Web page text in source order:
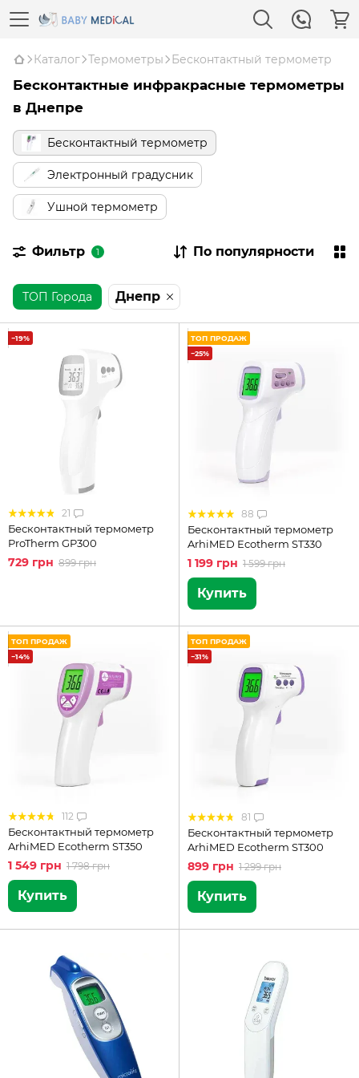
Каталог Термометры Бесконтактный термометр
Бесконтактные инфракрасные термометры
в Днепре
Бесконтактный термометр
Электронный градусник
Ушной термометр
Фильтр 1 По популярности
ТОП Города Днепр
−19%
21
Бесконтактный термометр
ProTherm GP300
729 грн 899 грн
ТОП ПРОДАЖ
−25%
88
Бесконтактный термометр
ArhiMED Ecotherm ST330
1 199 грн 1 599 грн
Купить
ТОП ПРОДАЖ
−14%
112
Бесконтактный термометр
ArhiMED Ecotherm ST350
1 549 грн 1 798 грн
Купить
ТОП ПРОДАЖ
−31%
81
Бесконтактный термометр
ArhiMED Ecotherm ST300
899 грн 1 299 грн
Купить